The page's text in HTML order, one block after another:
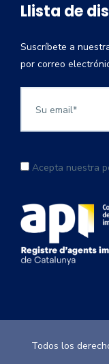
Llista de
Suscríbete a
por correo
Acepta nuestra
Todos los